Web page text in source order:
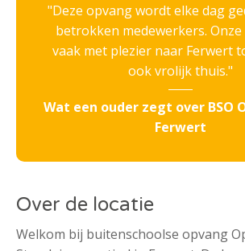
Deze opvang wordt elke dag
betrokken medewerkers.
vaak met plezier naar Ferwert
ook vrolijk thuis.
Wat een ouder zegt over BSO
Ferwert
Over de locatie
Welkom bij buitenschoolse opvang